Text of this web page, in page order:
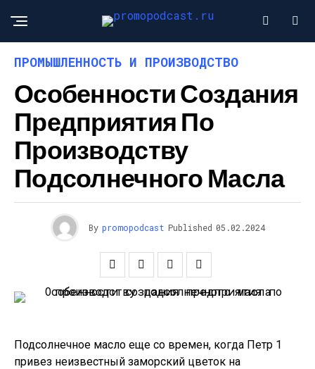
ПРОМЫШЛЕННОСТЬ И ПРОИЗВОДСТВО
Особенности Создания
Предприятия По
Производству
Подсолнечного Масла
By promopodcast Published 05.02.2024
Подсолнечное масло еще со времен, когда Петр 1
привез неизвестный заморский цветок на